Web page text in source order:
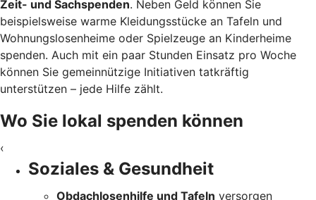
Zeit- und Sachspenden. Neben Geld können Sie
beispielsweise warme Kleidungsstücke an Tafeln und
Wohnungslosenheime oder Spielzeuge an Kinderheime
spenden. Auch mit ein paar Stunden Einsatz pro Woche
können Sie gemeinnützige Initiativen tatkräftig
unterstützen – jede Hilfe zählt.
Wo Sie lokal spenden können
‹
Soziales & Gesundheit
Obdachlosenhilfe und Tafeln versorgen